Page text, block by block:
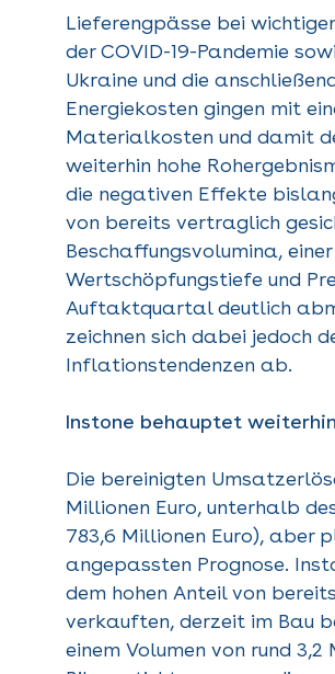
Lieferengpässe bei
der COVID-19-Pandemie
Ukraine und die
Energiekosten gingen mit
Materialkosten und damit
weiterhin hohe
die negativen Effekte
von bereits vertraglich
Beschaffungsvolumina, einer
Wertschöpfungstiefe und
Auftaktquartal deutlich
zeichnen sich dabei jedoch
Inflationstendenzen ab.
Instone behauptet
Die bereinigten
Millionen Euro, unterhalb
783,6 Millionen Euro), aber
angepassten Prognose.
dem hohen Anteil von
verkauften, derzeit im Bau
einem Volumen von rund 3,2